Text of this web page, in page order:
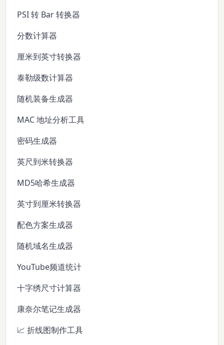
PSI 转 Bar 转换器
分数计算器
厘米到英寸转换器
泰勒级数计算器
随机装备生成器
MAC 地址分析工具
密码生成器
英尺到米转换器
MD5哈希生成器
英寸到厘米转换器
配色方案生成器
随机域名生成器
YouTube频道统计
十字绣尺寸计算器
康奈尔笔记生成器
📈 折线图制作工具